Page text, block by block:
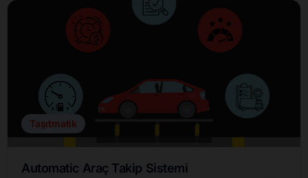
Taşıtmatik
Automatic Araç Takip Sistemi